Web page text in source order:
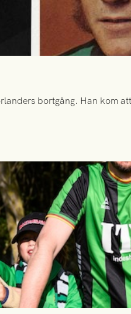
bortgång. Han kom